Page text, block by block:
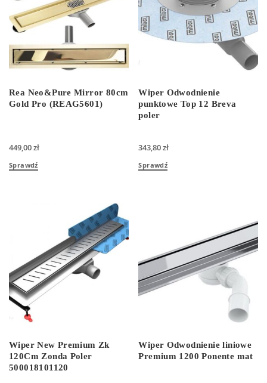
Rea Neo&Pure Mirror 80cm
Gold Pro (REAG5601)
449,00zł
Sprawdź
Wiper Odwodnienie
punktowe Top 12 Breva
poler
343,80zł
Sprawdź
Wiper New Premium Zk
120Cm Zonda Poler
500018101120
Wiper Odwodnienie liniowe
Premium 1200 Ponente mat